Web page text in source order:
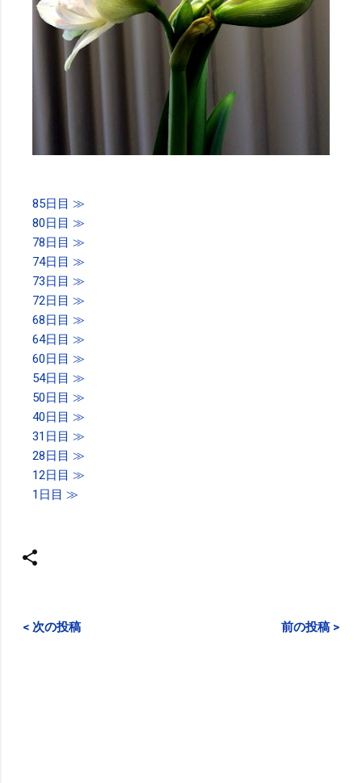
85日目 ≫
80日目 ≫
78日目 ≫
74日目 ≫
73日目 ≫
72日目 ≫
68日目 ≫
64日目 ≫
60日目 ≫
54日目 ≫
50日目 ≫
40日目 ≫
31日目 ≫
28日目 ≫
12日目 ≫
1日目 ≫
< 次の投稿 前の投稿 >